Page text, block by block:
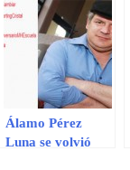
Álamo Pérez
Luna se volvió